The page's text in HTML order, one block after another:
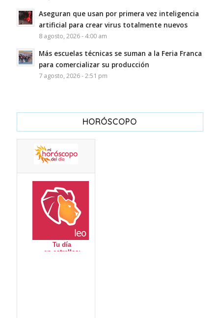
Aseguran que usan por primera vez inteligencia
artificial para crear virus totalmente nuevos
8 agosto, 2026 - 4:00 am
Más escuelas técnicas se suman a la Feria Franca
para comercializar su producción
7 agosto, 2026 - 2:51 pm
HORÓSCOPO